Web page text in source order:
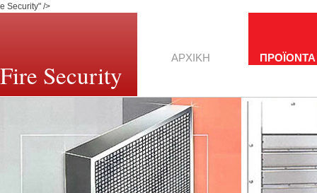
e Security" />
Fire Security
ΑΡΧΙΚΗ ΠΡΟΪΟΝΤΑ